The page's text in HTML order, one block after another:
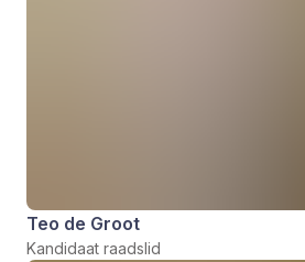
Teo de Groot
Kandidaat raadslid